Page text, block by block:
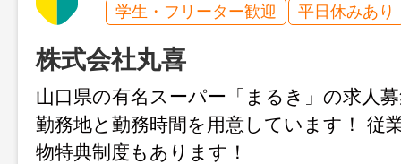
学生・フリーター歓迎
平日休みあり
株式会社丸喜
山口県の有名スーパー「まるき」の求人
勤務地と勤務時間を用意しています！ 従
物特典制度もあります！